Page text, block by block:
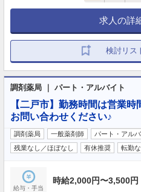
求人の詳
検討リス
調剤薬局 ｜ パート・アルバイト
【二戸市】勤務時間は営業
お問い合わせください♪
調剤薬局 一般薬剤師 パート・アル
残業なし／ほぼなし
有休推奨 転勤
給与・手当
時給2,000円〜3,500円